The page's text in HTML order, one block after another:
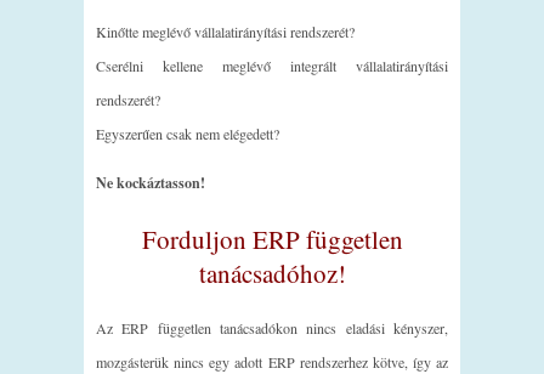
Kinőtte meglévő vállalatirányítási rendszerét?
Cserélni kellene meglévő integrált vállalatirányítási
rendszerét?
Egyszerűen csak nem elégedett?
Ne kockáztasson!
Forduljon ERP független
tanácsadóhoz!
Az ERP független tanácsadókon nincs eladási kényszer,
mozgásterük nincs egy adott ERP rendszerhez kötve, így az